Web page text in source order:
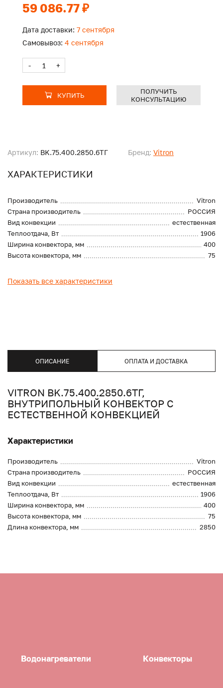
Артикул: BK.75.400.2850.6ТГ Бренд: Vitron
ХАРАКТЕРИСТИКИ
Производитель
Vitron
Страна производитель
РОССИЯ
Вид конвекции
естественная
Теплоотдача, Вт
1906
Ширина конвектора, мм
400
Высота конвектора, мм
75
Показать все характеристики
59 086.77 ₽
Дата доставки: 7 сентября
Самовывоз: 4 сентября
- +
КУПИТЬ
ПОЛУЧИТЬ
КОНСУЛЬТАЦИЮ
ОПИСАНИЕ ОПЛАТА И ДОСТАВКА
VITRON BK.75.400.2850.6ТГ,
ВНУТРИПОЛЬНЫЙ КОНВЕКТОР С
ЕСТЕСТВЕННОЙ КОНВЕКЦИЕЙ
Характеристики
Производитель
Vitron
Страна производитель
РОССИЯ
Вид конвекции
естественная
Теплоотдача, Вт
1906
Ширина конвектора, мм
400
Высота конвектора, мм
75
Длина конвектора, мм
2850
Водонагреватели Конвекторы